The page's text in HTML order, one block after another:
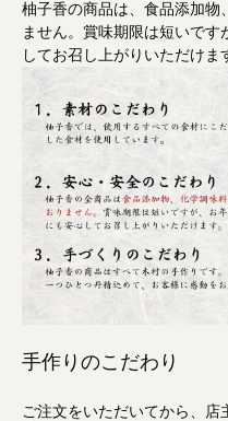
柚子香の商品は、食品添加物
ません。賞味期限は短いで
してお召し上がりいただけま
手作りのこだわり
ご注文をいただいてから、店